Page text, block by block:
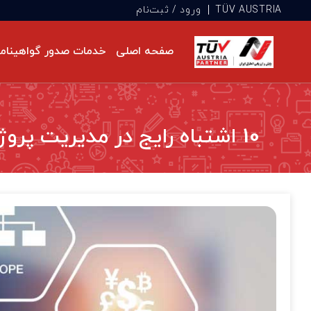
ورود / ثبت‌نام | TÜV AUSTRIA
صفحه اصلی خدمات صدور
استانداردهای عمومی سیستم
مدیریت
مدیریت یکپارچگی دارایی‌ها
مدیریت ریسک
بازرسی ساختمان
ISO 14031: مدیریت زیست‌محیطی
ISO 50001: افزایش بهره‌وری انرژی
تأیید صلاحیت‌‌ها10 اشتباه رایج در مدیریت پروژه و چگونگی رفع آن‌ها با استاندارد ISO 21502